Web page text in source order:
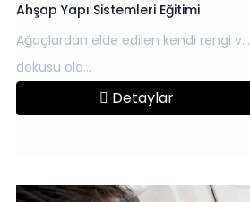
Ahşap Yapı Sistemleri Eğitimi
Ağaçlardan elde edilen kendi rengi ve
Detaylar